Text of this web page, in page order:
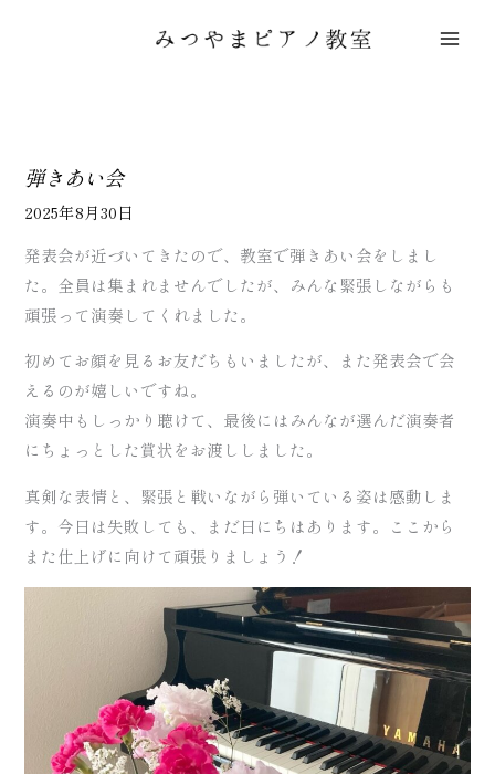
弾きあい会
2025年8月30日
発表会が近づいてきたので、教室で弾きあい会をしまし
た。全員は集まれませんでしたが、みんな緊張しながらも
頑張って演奏してくれました。
初めてお顔を見るお友だちもいましたが、また発表会で会
えるのが嬉しいですね。
演奏中もしっかり聴けて、最後にはみんなが選んだ演奏者
にちょっとした賞状をお渡ししました。
真剣な表情と、緊張と戦いながら弾いている姿は感動しま
す。今日は失敗しても、まだ日にちはあります。ここから
また仕上げに向けて頑張りましょう！